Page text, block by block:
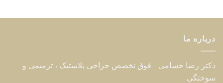
درباره ما
دکتر رضا حسامی - فوق تخصص جراحی پلاستیک ، ترمیمی و
سوختگی